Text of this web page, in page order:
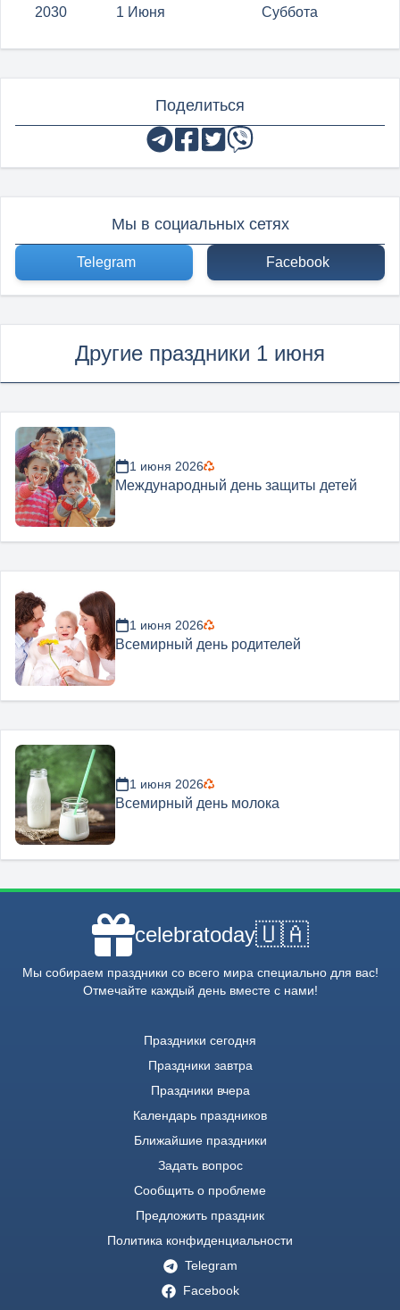
2030 1 Июня Суббота
Поделиться
Мы в социальных сетях
Telegram Facebook
Другие праздники 1 июня
1 июня 2026
Международный день защиты детей
1 июня 2026
Всемирный день родителей
1 июня 2026
Всемирный день молока
celebratoday🇺🇦
Мы собираем праздники со всего мира специально для вас!
Отмечайте каждый день вместе с нами!
Праздники сегодня
Праздники завтра
Праздники вчера
Календарь праздников
Ближайшие праздники
Задать вопрос
Сообщить о проблеме
Предложить праздник
Политика конфиденциальности
Telegram
Facebook